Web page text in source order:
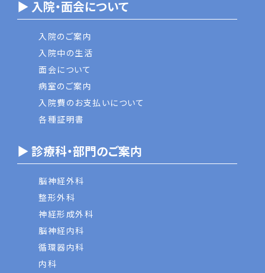
▶ 入院・面会について
入院のご案内
入院中の生活
面会について
病室のご案内
入院費のお支払いについて
各種証明書
▶ 診療科・部門のご案内
脳神経外科
整形外科
神経形成外科
脳神経内科
循環器内科
内科